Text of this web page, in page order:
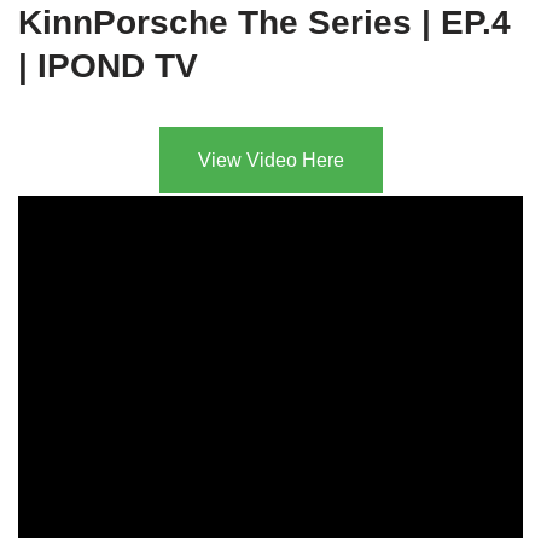
KinnPorsche The Series | EP.4
| IPOND TV
View Video Here